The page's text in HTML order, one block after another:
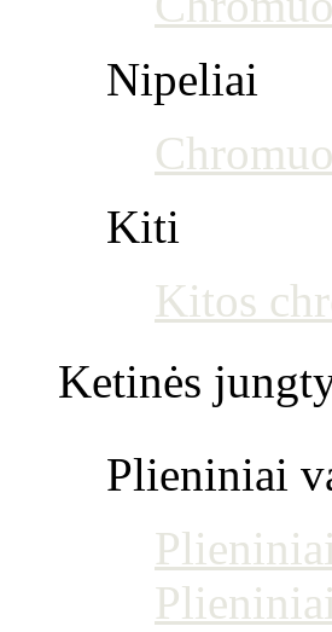
Nipeliai
Kiti
Kitos
Ketinės
Plieniniai